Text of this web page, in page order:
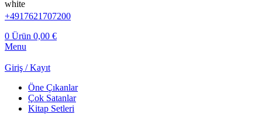
+4917621707200
0 Ürün 0,00 €
Menu
Giriş / Kayıt
Öne Çıkanlar
Çok Satanlar
Kitap Setleri